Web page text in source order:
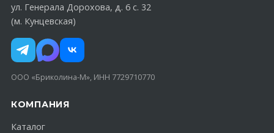
ул. Генерала Дорохова, д. 6 с. 32
(м. Кунцевская)
ООО «Бриколина-М», ИНН 7729710770
КОМПАНИЯ
Каталог